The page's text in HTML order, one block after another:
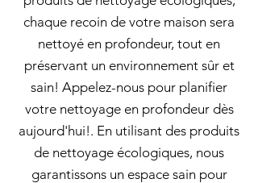
chaque recoin de votre maison sera
nettoyé en profondeur, tout en
préservant un environnement sûr et
sain! Appelez-nous pour planifier
votre nettoyage en profondeur dès
aujourd'hui!. En utilisant des produits
de nettoyage écologiques, nous
garantissons un espace sain pour